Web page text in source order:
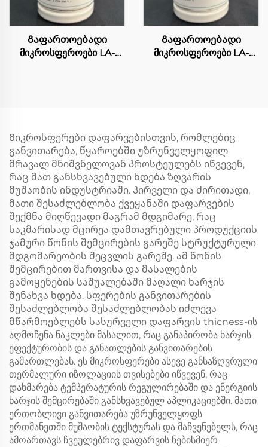
Გაფართოებადი
მიკროსფეროები LA-
Გაფართოებადი
მიკროსფეროები LA-
Მიკროსფერები დაფარვებისთვის, რომლებიც
განვითარება, წყაროებში უზრუნველყოფილ
მრავალ მნიშვნელოვან პროსტეულებს იწვევენ,
რაც მათ განსხვავებული ხდება ზღვარის
მუშაობის ინდუსტრიაში. პირველი და ძირითადი,
მათი შესაძლებლობა ქვეყანაში დაფარვების
შექმნა მიღწევადი მაგრამ მდგიმარე, რაც
საკმარისად მცირეა დამთავრებული პროდუქციის
ჯამური წონის შემცირების გარეშე სტრუქტურული
მდგომარეობის შეცვლის გარეშე. ამ წონის
შემცირებით მართვისა და მასალების
გამოყენების საშუალებაში მაღალი ხარჯის
შენახვა ხდება. სფერების განვითარების
შესაძლებლობა შესაძლებლობას იძლევა
მწარმოებლებს სასურველი დაფარვის thicness-ის
აღმოჩენა ნაკლები მასალით, რაც განაპირობა ხარჯის
ეფექტურობის და განათლების განვითარების
გამართლებას. ეს მიკროსფერები ასევე განსაზღვრული
თერმალური იზოლაციის თვისებები იწვევენ, რაც
დახმარება ტემპერატურის რეგულირებაში და ენერგიის
ხარჯის შემცირებაში განსხვავებულ აპლიკაციებში. მათი
ერთობლივი განვითარება უზრუნველყოფს
ერთმანეთში მუშაობის ტექსტურას და მაჩვენებელს, რაც
ამოართავს ჩვეულებრივ დაფარვის ნებისმიერ